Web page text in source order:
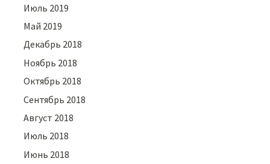
Июль 2019
Май 2019
Декабрь 2018
Ноябрь 2018
Октябрь 2018
Сентябрь 2018
Август 2018
Июль 2018
Июнь 2018